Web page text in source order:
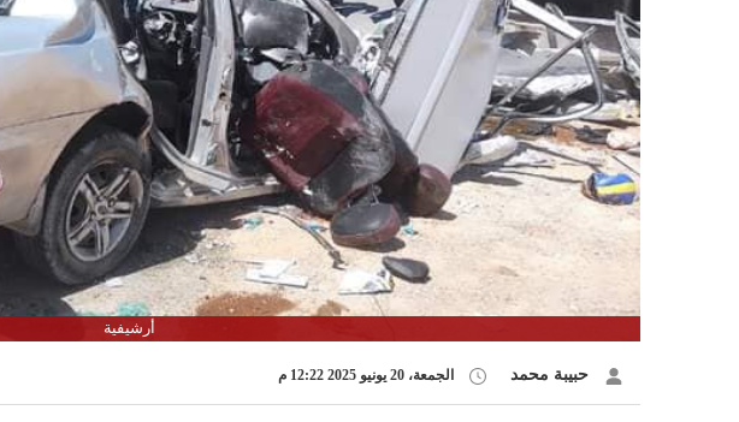
أرشيفية
حبيبة محمد الجمعة، 20 يونيو 2025 12:22 م